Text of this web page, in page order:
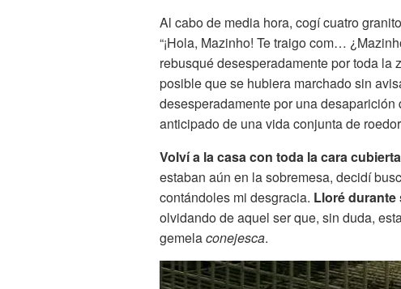
Al cabo de media hora, cogí cuatro
“¡Hola, Mazinho! Te traigo com…
rebusqué desesperadamente por toda la
posible que se hubiera marchado sin
desesperadamente por una
anticipado de una vida conjunta de
Volví a la casa con toda la cara
estaban aún en la sobremesa, decidí
contándoles mi desgracia. Lloré durante
olvidando de aquel ser que, sin duda,
gemelaconejesca.